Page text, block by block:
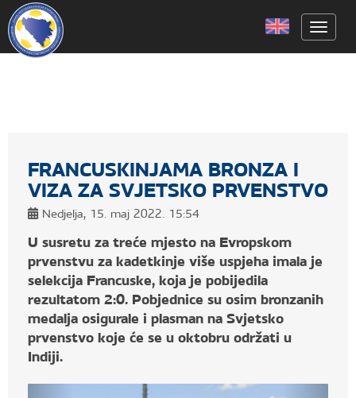
FRANCUSKINJAMA BRONZA I
VIZA ZA SVJETSKO PRVENSTVO
Nedjelja, 15. maj 2022. 15:54
U susretu za treće mjesto na Evropskom
prvenstvu za kadetkinje više uspjeha imala je
selekcija Francuske, koja je pobijedila
rezultatom 2:0. Pobjednice su osim bronzanih
medalja osigurale i plasman na Svjetsko
prvenstvo koje će se u oktobru održati u
Indiji.